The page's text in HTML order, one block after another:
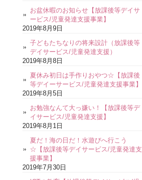
お盆休暇のお知らせ【放課後等デイサ
ービス/児童発達支援事業】
2019年8月9日
子どもたちなりの将来設計（放課後等
デイサービス/児童発達支援）
2019年8月8日
夏休み初日は手作りおやつ☆【放課後
等デイーサービス/児童発達支援事業】
2019年8月5日
お勉強なんて大っ嫌い！【放課後等デ
イサービス/児童発達支援】
2019年8月1日
夏だ！海の日だ！水遊びへ行こう
☆【放課後等デイサービス/児童発達支
援事業】
2019年7月30日